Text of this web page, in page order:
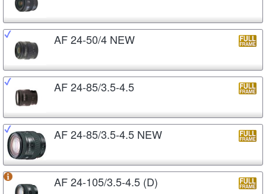
AF 24-50/4 NEW
AF 24-85/3.5-4.5
AF 24-85/3.5-4.5 NEW
AF 24-105/3.5-4.5 (D)